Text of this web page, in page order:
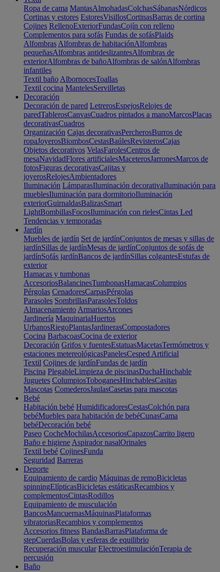
Ropa de cama MantasAlmohadasColchasSábanasNórdicos
Cortinas y estores EstoresVisillosCortinasBarras de cortina
Cojines RellenoExteriorFundasCojín con relleno
Complementos para sofás Fundas de sofásPlaids
Alfombras Alfombras de habitaciónAlfombras
pequeñasAlfombras antideslizantesAlfombras de
exteriorAlfombras de bañoAlfombras de salónAlfombras
infantiles
Textil baño AlbornocesToallas
Textil cocina MantelesServilletas
Decoración
Decoración de pared LetrerosEspejosRelojes de
paredTablerosCanvasCuadros pintados a manoMarcosPlacas
decorativasCuadros
Organización Cajas decorativasPercherosBurros de
ropaJoyerosBiombosCestasBaúlesRevisterosCajas
Objetos decorativos VelasFarolesCentros de
mesaNavidadFlores artificialesMaceterosJarronesMarcos de
fotosFiguras decorativasCajitas y
joyerosRelojesAmbientadores
Iluminación LámparasIluminación decorativaIluminación para
mueblesIluminación para dormitorioIluminación
exteriorGuirnaldasBalizasSmart
LightBombillasFocosIluminación con rielesCintas Led
Tendencias y temporadas
Jardín
Muebles de jardín Set de jardínConjuntos de mesas y sillas de
jardínSillas de jardínMesas de jardínConjuntos de sofás de
jardínSofás jardínBancos de jardínSillas colgantesEstufas de
exterior
Hamacas y tumbonas
AccesoriosBalancinesTumbonasHamacasColumpios
Pérgolas CenadoresCarpasPérgolas
Parasoles SombrillasParasolesToldos
Almacenamiento ArmariosArcones
Jardinería MaquinariaHuertos
UrbanosRiegoPlantasJardinerasCompostadores
Cocina BarbacoasCocina de exterior
Decoración Grifos y fuentesEstatuasMacetasTermómetros y
estaciones metereológicasPanelesCesped Artificial
Textil Cojines de jardínFundas de jardín
Piscina PlegableLimpieza de piscinasDuchaHinchable
Juguetes ColumpiosToboganesHinchablesCasitas
Mascotas ComederosJaulasCasetas para mascotas
Bebé
Habitación bebé HumidificadoresCestasColchón para
bebéMuebles para habitación de bebéCunasCama
bebéDecoración bebé
Paseo CocheMochilasAccesoriosCapazosCarrito ligero
Baño e higiene Aspirador nasalOrinales
Textil bebé CojinesFunda
Seguridad Barreras
Deporte
Equipamiento de cardio Máquinas de remoBicicletas
spinningElípticasBicicletas estáticasRecambios y
complementosCintasRodillos
Equipamiento de musculación
BancosMancuernasMáquinasPlataformas
vibratoriasRecambios y complementos
Accesorios fitness BandasBarrasPlataforma de
stepCuerdasBolas y esferas de equilibrio
Recuperación muscular ElectroestimulaciónTerapia de
percusión
Baño